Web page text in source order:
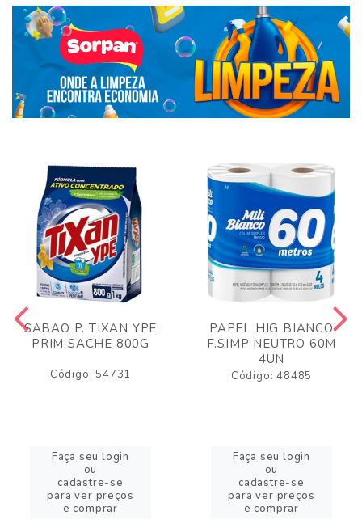
SABAO P. TIXAN YPE
PRIM SACHE 800G
Código: 54731
Faça seu login
ou
cadastre-se
para ver preços
e comprar
PAPEL HIG BIANCO
F.SIMP NEUTRO 60M
4UN
Código: 48485
Faça seu login
ou
cadastre-se
para ver preços
e comprar